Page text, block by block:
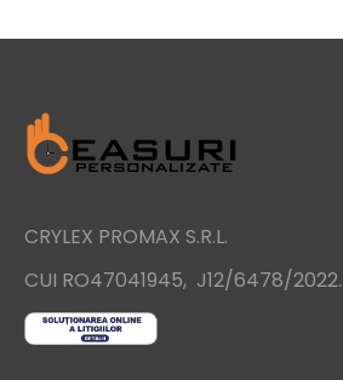
CRYLEX PROMAX S.R.L.
CUI RO47041945, J12/6478/2022.